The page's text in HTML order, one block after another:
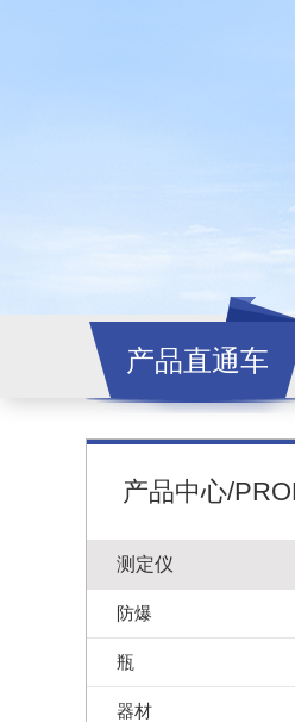
产品直通车
产品中心/
测定仪
防爆
瓶
器材